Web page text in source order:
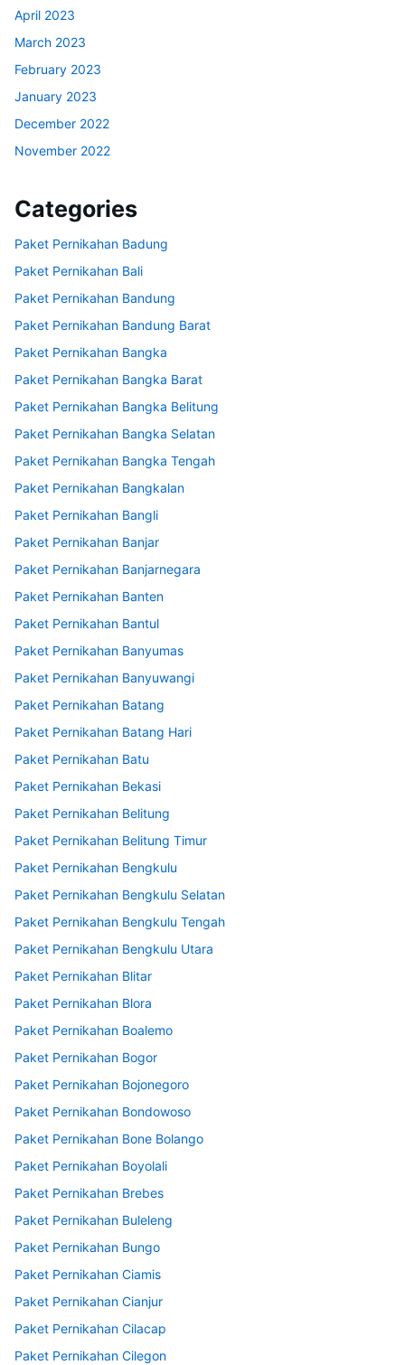
April 2023
March 2023
February 2023
January 2023
December 2022
November 2022
Categories
Paket Pernikahan Badung
Paket Pernikahan Bali
Paket Pernikahan Bandung
Paket Pernikahan Bandung Barat
Paket Pernikahan Bangka
Paket Pernikahan Bangka Barat
Paket Pernikahan Bangka Belitung
Paket Pernikahan Bangka Selatan
Paket Pernikahan Bangka Tengah
Paket Pernikahan Bangkalan
Paket Pernikahan Bangli
Paket Pernikahan Banjar
Paket Pernikahan Banjarnegara
Paket Pernikahan Banten
Paket Pernikahan Bantul
Paket Pernikahan Banyumas
Paket Pernikahan Banyuwangi
Paket Pernikahan Batang
Paket Pernikahan Batang Hari
Paket Pernikahan Batu
Paket Pernikahan Bekasi
Paket Pernikahan Belitung
Paket Pernikahan Belitung Timur
Paket Pernikahan Bengkulu
Paket Pernikahan Bengkulu Selatan
Paket Pernikahan Bengkulu Tengah
Paket Pernikahan Bengkulu Utara
Paket Pernikahan Blitar
Paket Pernikahan Blora
Paket Pernikahan Boalemo
Paket Pernikahan Bogor
Paket Pernikahan Bojonegoro
Paket Pernikahan Bondowoso
Paket Pernikahan Bone Bolango
Paket Pernikahan Boyolali
Paket Pernikahan Brebes
Paket Pernikahan Buleleng
Paket Pernikahan Bungo
Paket Pernikahan Ciamis
Paket Pernikahan Cianjur
Paket Pernikahan Cilacap
Paket Pernikahan Cilegon